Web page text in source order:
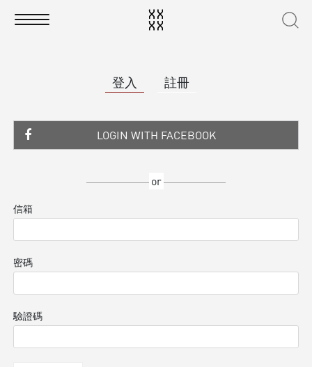
登入 註冊
LOGIN WITH FACEBOOK
or
信箱
密碼
驗證碼